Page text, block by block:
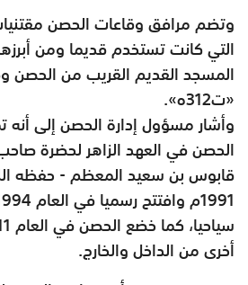
‏وتضم مرافق وقاعات الحصن
‏التي كانت ‏تستخدم قديما ومن
المسجد القديم القريب من الحصن
«ت312ه».‏
وأشار مسؤول إدارة الحصن إلى أنه
الحصن في العهد الزاهر ‏لحضرة
‏قابوس بن سعيد المعظم - حفظه
أخرى من ‏الداخل والخارج.